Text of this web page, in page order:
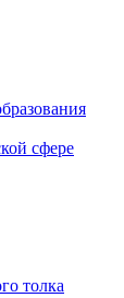
сфере
толка